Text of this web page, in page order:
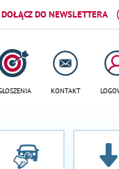
DOŁĄCZ DO NEWSLETTERA
KONTAKT